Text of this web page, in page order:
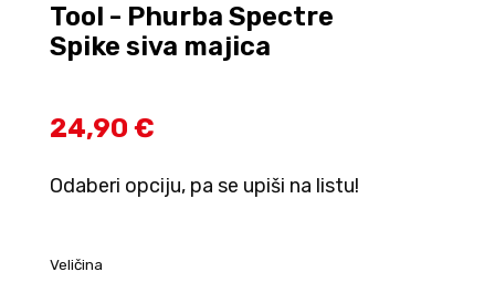
Tool - Phurba Spectre
Spike siva majica
24,90 €
Odaberi opciju, pa se upiši na listu!
Veličina